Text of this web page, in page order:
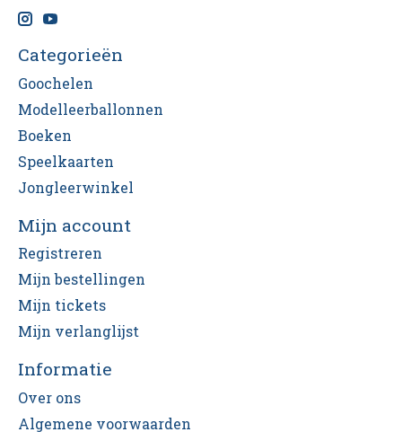
Categorieën
Goochelen
Modelleerballonnen
Boeken
Speelkaarten
Jongleerwinkel
Mijn account
Registreren
Mijn bestellingen
Mijn tickets
Mijn verlanglijst
Informatie
Over ons
Algemene voorwaarden